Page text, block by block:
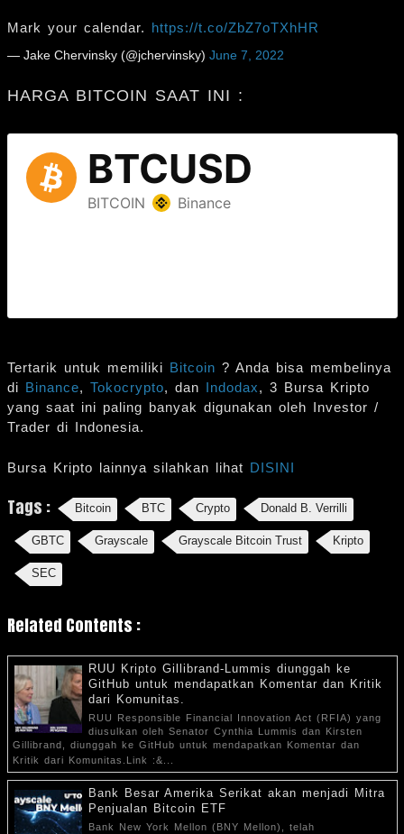
Mark your calendar. https://t.co/ZbZ7oTXhHR
— Jake Chervinsky (@jchervinsky) June 7, 2022
HARGA BITCOIN SAAT INI :
Tertarik untuk memiliki Bitcoin ? Anda bisa membelinya
di Binance, Tokocrypto, dan Indodax, 3 Bursa Kripto
yang saat ini paling banyak digunakan oleh Investor /
Trader di Indonesia.
Bursa Kripto lainnya silahkan lihat DISINI
Tags : Bitcoin BTC Crypto Donald B. Verrilli
GBTC Grayscale Grayscale Bitcoin Trust Kripto
SEC
Related Contents :
RUU Kripto Gillibrand-Lummis diunggah ke
GitHub untuk mendapatkan Komentar dan Kritik
dari Komunitas.
RUU Responsible Financial Innovation Act (RFIA) yang
diusulkan oleh Senator Cynthia Lummis dan Kirsten
Gillibrand, diunggah ke GitHub untuk mendapatkan Komentar dan
Kritik dari Komunitas.Link :&...
Bank Besar Amerika Serikat akan menjadi Mitra
Penjualan Bitcoin ETF
Bank New York Mellon (BNY Mellon), telah